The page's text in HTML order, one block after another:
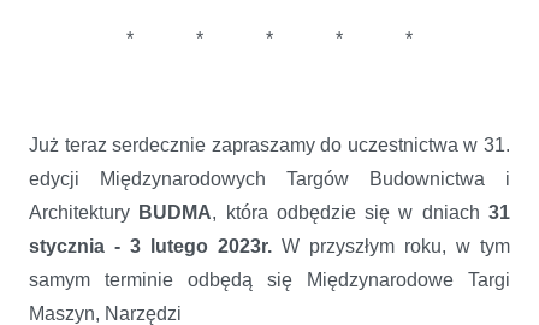
* * * * *
Już teraz serdecznie zapraszamy do uczestnictwa w 31.
edycji Międzynarodowych Targów Budownictwa i
Architektury BUDMA, która odbędzie się w dniach31
stycznia - 3 lutego 2023r. W przyszłym roku, w tym
samym terminie odbędą się Międzynarodowe Targi
Maszyn, Narzędzi